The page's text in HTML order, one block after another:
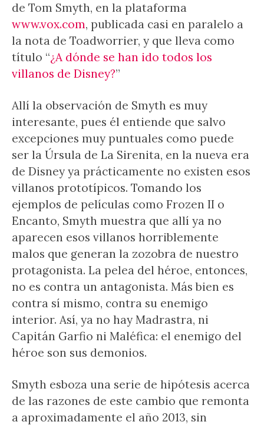
de Tom Smyth, en la plataforma
www.vox.com, publicada casi en paralelo a
la nota de Toadworrier, y que lleva como
título “¿A dónde se han ido todos los
villanos de Disney?”
Allí la observación de Smyth es muy
interesante, pues él entiende que salvo
excepciones muy puntuales como puede
ser la Úrsula de La Sirenita, en la nueva era
de Disney ya prácticamente no existen esos
villanos prototípicos. Tomando los
ejemplos de películas como Frozen II o
Encanto, Smyth muestra que allí ya no
aparecen esos villanos horriblemente
malos que generan la zozobra de nuestro
protagonista. La pelea del héroe, entonces,
no es contra un antagonista. Más bien es
contra sí mismo, contra su enemigo
interior. Así, ya no hay Madrastra, ni
Capitán Garfio ni Maléfica: el enemigo del
héroe son sus demonios.
Smyth esboza una serie de hipótesis acerca
de las razones de este cambio que remonta
a aproximadamente el año 2013, sin